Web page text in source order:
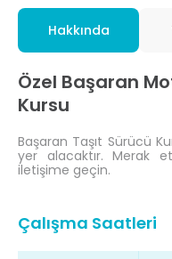
Hakkında
Özel Başaran
Kursu
Başaran Taşıt Sürücü
yer alacaktır. Merak
iletişime geçin.
Çalışma Saatleri